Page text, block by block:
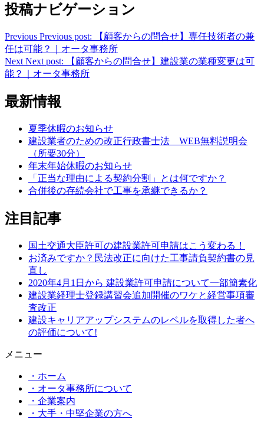
投稿ナビゲーション
Previous Previous post:
【顧客からの問合せ】専任技術者の兼
任は可能？｜オータ事務所
Next Next post:
【顧客からの問合せ】建設業の業種変更は可
能？｜オータ事務所
最新情報
夏季休暇のお知らせ
建設業者のための改正行政書士法 WEB無料説明会
（所要30分）
年末年始休暇のお知らせ
「正当な理由による契約分割」とは何ですか？
合併後の存続会社で工事を承継できるか？
注目記事
国土交通大臣許可の建設業許可申請はこう変わる！
お済みですか？民法改正に向けた工事請負契約書の見
直し
2020年4月1日から 建設業許可申請について一部簡素化
建設業経理士登録講習会追加開催のワケと経営事項審
査改正
建設キャリアアップシステムのレベルを取得した者へ
の評価について!
メニュー
・ホーム
・オータ事務所について
・企業案内
・大手・中堅企業の方へ